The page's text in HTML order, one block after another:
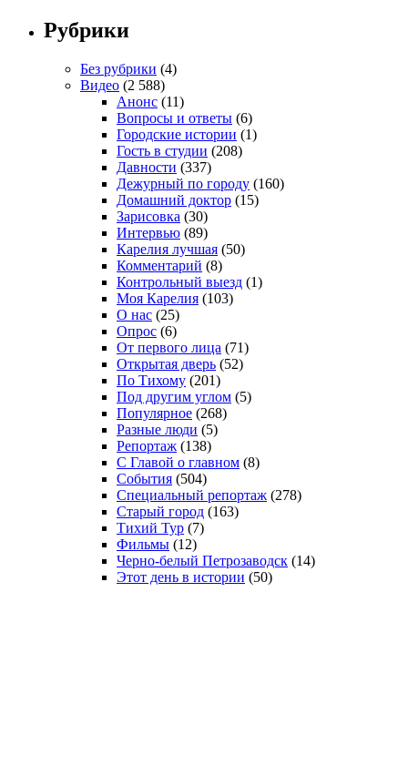
Рубрики
Без рубрики (4)
Видео (2 588)
Анонс (11)
Вопросы и ответы (6)
Городские истории (1)
Гость в студии (208)
Давности (337)
Дежурный по городу (160)
Домашний доктор (15)
Зарисовка (30)
Интервью (89)
Карелия лучшая (50)
Комментарий (8)
Контрольный выезд (1)
Моя Карелия (103)
О нас (25)
Опрос (6)
От первого лица (71)
Открытая дверь (52)
По Тихому (201)
Под другим углом (5)
Популярное (268)
Разные люди (5)
Репортаж (138)
С Главой о главном (8)
События (504)
Специальный репортаж (278)
Старый город (163)
Тихий Тур (7)
Фильмы (12)
Черно-белый Петрозаводск (14)
Этот день в истории (50)